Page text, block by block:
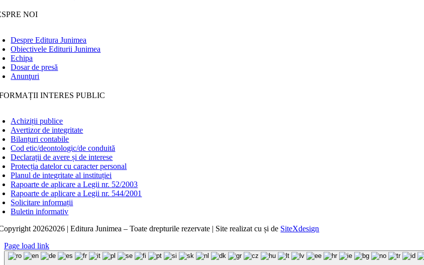
NOI
Despre Editura Junimea
Obiectivele Editurii Junimea
Echipa
Dosar de presă
Anunţuri
INTERES PUBLIC
Achiziții publice
Avertizor de integritate
Bilanțuri contabile
Cod etic/deontologic/de conduită
Declarații de avere și de interese
Protecția datelor cu caracter personal
Planul de integritate al instituției
Rapoarte de aplicare a Legii nr. 52/2003
Rapoarte de aplicare a Legii nr. 544/2001
Solicitare informații
Buletin informativ
20262026 | Editura Junimea – Toate drepturile rezervate | Site realizat cușide SiteXdesign
Page load link